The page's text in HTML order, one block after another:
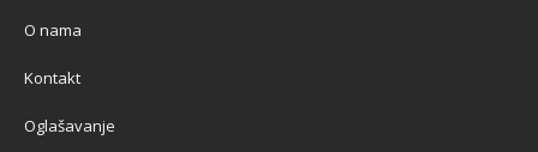
O nama
Kontakt
Oglašavanje